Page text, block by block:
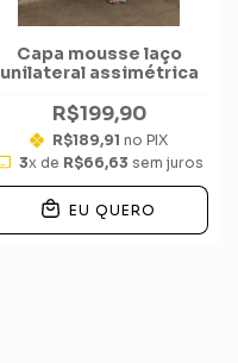
Capa mousse laço
unilateral assimétrica
R$199,90
R$189,91 no PIX
3x de R$66,63 sem juros
EU QUERO